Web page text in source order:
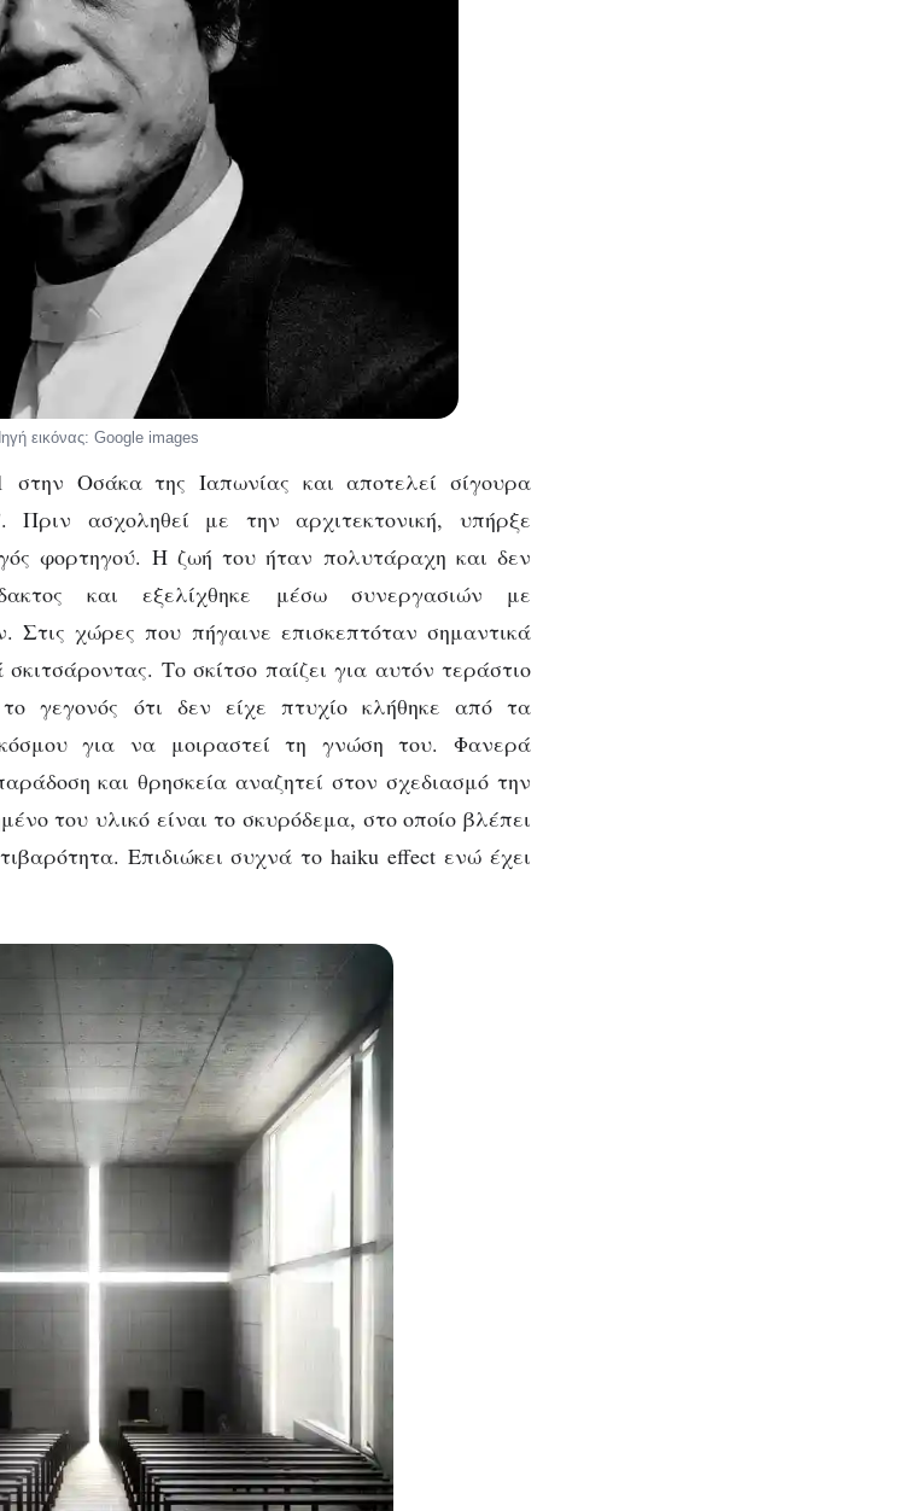
εικόνας: Google images
στην Οσάκα της Ιαπωνίας και αποτελεί σίγουρα
Πριν ασχοληθεί με την αρχιτεκτονική, υπήρξε
φορτηγού. Η ζωή του ήταν πολυτάραχη και δεν
και εξελίχθηκε μέσω συνεργασιών με
Στις χώρες που πήγαινε επισκεπτόταν σημαντικά
Το σκίτσο παίζει για αυτόν τεράστιο
γεγονός ότι δεν είχε πτυχίο κλήθηκε από τα
για να μοιραστεί τη γνώση του. Φανερά
και θρησκεία αναζητεί στον σχεδιασμό την
του υλικό είναι το σκυρόδεμα, στο οποίο βλέπει
Επιδιώκει συχνά το haiku effect ενώ έχει